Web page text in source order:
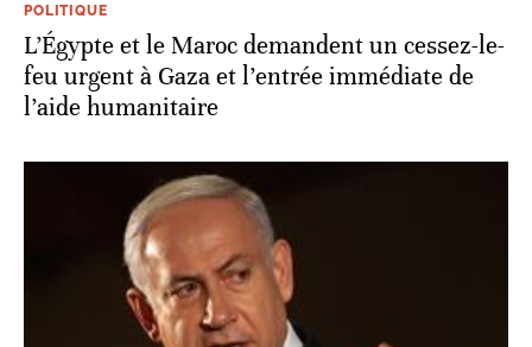
POLITIQUE
L’Égypte et le Maroc demandent un cessez-le-
feu urgent à Gaza et l’entrée immédiate de
l’aide humanitaire